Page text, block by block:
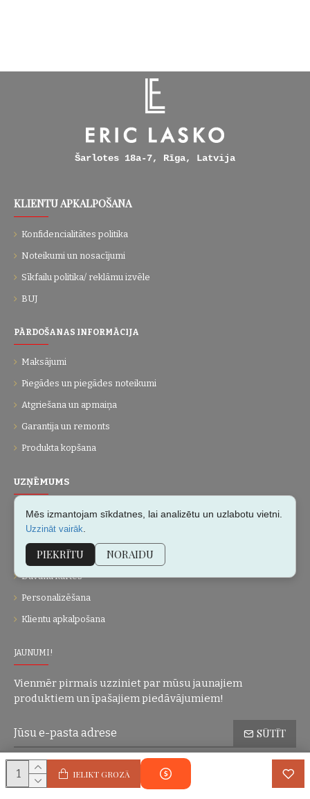
IELIKT GROZĀ
Šarlotes 18a-7, Rīga, Latvija
KLIENTU APKALPOŠANA
Konfidencialitātes politika
Noteikumi un nosacījumi
Sīkfailu politika/ reklāmu izvēle
BUJ
PĀRDOŠANAS INFORMĀCIJA
Maksājumi
Piegādes un piegādes noteikumi
Atgriešana un apmaiņa
Garantija un remonts
Produkta kopšana
UZŅĒMUMS
Par mums
Kontakti
Vietnes karte
Dāvanu kartes
Personalizēšana
Klientu apkalpošana
JAUNUMI!
Vienmēr pirmais uzziniet par mūsu jaunajiem
produktiem un īpašajiem piedāvājumiem!
SŪTĪT
Esmu iepazinies(-usies) ar sadaļu Konfidencialitātes politika
piekrītu visiem minētajiem noteikumiem
Mēs izmantojam sīkdatnes, lai analizētu un uzlabotu vietni.
Uzzināt vairāk
PIEKRĪTU NORAIDU